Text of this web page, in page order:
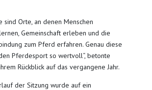
sind Orte, an denen Menschen
Gemeinschaft erleben und die
zum Pferd erfahren. Genau diese
Pferdesport so wertvoll“, betonte
Rückblick auf das vergangene Jahr.
der Sitzung wurde auf ein